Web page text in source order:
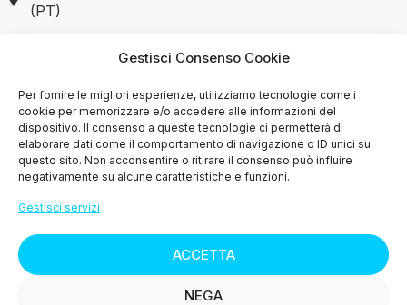
Gestisci Consenso Cookie
Per fornire le migliori esperienze, utilizziamo tecnologie come i
cookie per memorizzare e/o accedere alle informazioni del
dispositivo. Il consenso a queste tecnologie ci permetterà di
elaborare dati come il comportamento di navigazione o ID unici su
questo sito. Non acconsentire o ritirare il consenso può influire
negativamente su alcune caratteristiche e funzioni.
Gestisci servizi
ACCETTA
NEGA
(PT)
+39 351 7446037
SHOP
>Diritto di Recesso